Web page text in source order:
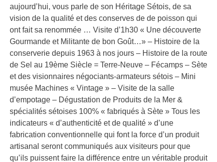
aujourd’hui, vous parle de son Héritage Sétois, de sa
vision de la qualité et des conserves de de poisson qui
ont fait sa renommée … Visite d’1h30 « Une découverte
Gourmande et Militante de bon Goût…» – Histoire de la
conserverie depuis 1963 à nos jours – Histoire de la route
de Sel au 19ème Siècle = Terre-Neuve – Fécamps – Sète
et des visionnaires négociants-armateurs sétois – Mini
musée Machines « Vintage » – Visite de la salle
d’empotage – Dégustation de Produits de la Mer &
spécialités sétoises 100% « fabriqués à Sète » Tous les
indicateurs « d’authenticité et de qualité » d’une
fabrication conventionnelle qui font la force d’un produit
artisanal seront communiqués aux visiteurs pour que
qu’ils puissent faire la différence entre un véritable produit